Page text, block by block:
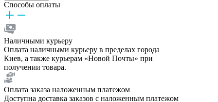
Способы оплаты
Наличными курьеру
Оплата наличными курьеру в пределах города
Киев, а также курьерам «Новой Почты» при
получении товара.
Оплата заказа наложенным платежом
Доступна доставка заказов с наложенным платежом